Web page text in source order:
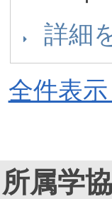
詳細
全件表
所属学